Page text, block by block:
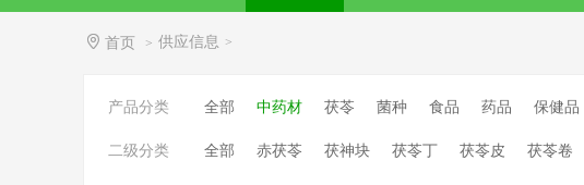
首页 > 供应信息 >
产品分类 全部 中药材 茯苓 菌种 食品 药品 保健品
二级分类 全部 赤茯苓 茯神块 茯苓丁 茯苓皮 茯苓卷